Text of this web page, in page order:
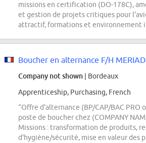
missions en certification (DO-178C),
et gestion de projets critiques pour
attractif, formations et environnement
Boucher en alternance F/H
Company not shown | Bordeaux
Apprenticeship, Purchasing, French
“Offre d'alternance (BP/CAP/BAC PRO
poste de boucher chez (COMPANY
Missions : transformation de produits,
d'hygiène/sécurité, mise en valeur des